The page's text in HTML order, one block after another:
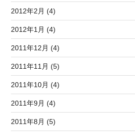
2012年2月 (4)
2012年1月 (4)
2011年12月 (4)
2011年11月 (5)
2011年10月 (4)
2011年9月 (4)
2011年8月 (5)